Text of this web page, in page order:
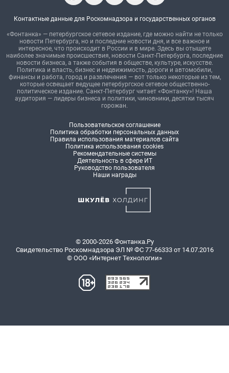
Контактные данные для Роскомнадзора и государственных органов
«Фонтанка» — петербургское сетевое издание, где можно найти не только
новости Петербурга, но и последние новости дня, и все важное и
интересное, что происходит в России и в мире. Здесь вы отыщете
наиболее значимые происшествия, новости Санкт-Петербурга, последние
новости бизнеса, а также события в обществе, культуре, искусстве.
Политика и власть, бизнес и недвижимость, дороги и автомобили,
финансы и работа, город и развлечения — вот только некоторые из тем,
которые освещает ведущее петербургское сетевое общественно-
политическое издание. Санкт-Петербург читает «Фонтанку»! Наша
аудитория — лидеры бизнеса и политики, чиновники, десятки тысяч
горожан.
Пользовательское соглашение
Политика обработки персональных данных
Правила использования материалов сайта
Политика использования cookies
Рекомендательные системы
Деятельность в сфере ИТ
Руководство пользователя
Наши награды
© 2000-2026 Фонтанка.Ру
Свидетельство Роскомнадзора ЭЛ № ФС 77-66333 от 14.07.2016
© ООО «Интернет Технологии»